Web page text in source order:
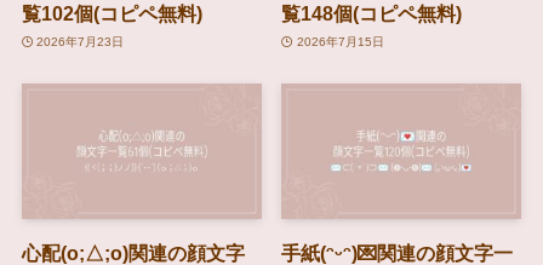
覧102個(コピペ無料)
2026年7月23日
覧148個(コピペ無料)
2026年7月15日
心配(o;△;o)関連の顔文字
手紙(ᵔᵕᵔ)💌関連の顔文字一